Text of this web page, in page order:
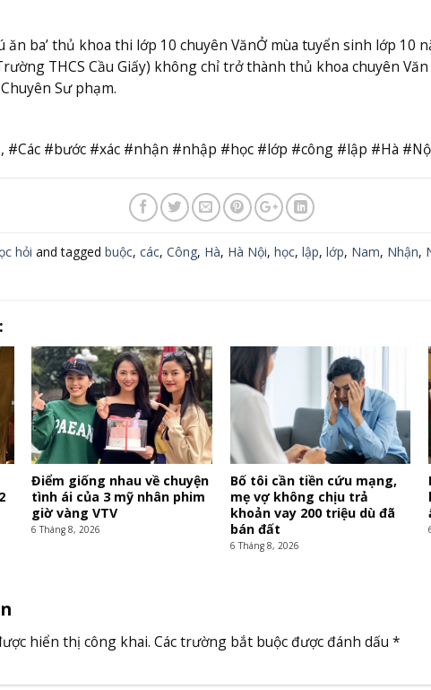
ăn ba’ thủ khoa thi lớp 10 chuyên VănỞ mùa tuyển sinh lớp 10
THCS Cầu Giấy) không chỉ trở thành thủ khoa chuyên
Sư phạm.
#Các #bước #xác #nhận #nhập #học #lớp #công #lập #Hà
hỏi and tagged buộc, các, Công, Hà, Hà Nội, học, lập, lớp, Nam, Nhận,
Điểm giống nhau về chuyện
tình ái của 3 mỹ nhân phim
giờ vàng VTV
6 Tháng 8, 2026
Bố tôi cần tiền cứu mạng,
mẹ vợ không chịu trả
khoản vay 200 triệu dù đã
bán đất
6 Tháng 8, 2026
hiển thị công khai. Các trường bắt buộc được đánh dấu *